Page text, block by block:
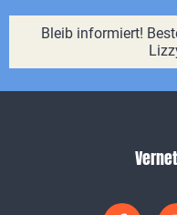
Bleib informiert!